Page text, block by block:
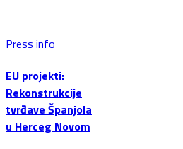
Press info
EU projekti:
Rekonstrukcije
tvrđave Španjola
u Herceg Novom